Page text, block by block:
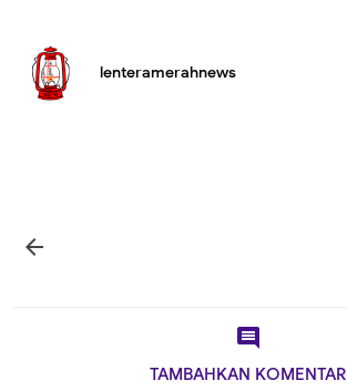
lenteramerahnews


TAMBAHKAN KOMENTAR